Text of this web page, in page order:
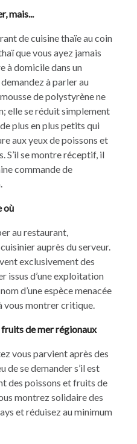
mais...
de cuisine thaïe au coin
que vous ayez jamais
à domicile dans un
à parler au
de polystyrène ne
elle se réduit simplement
plus en plus petits qui
aux yeux de poissons et
S’il se montre réceptif, il
commande de
où
au restaurant,
auprès du serveur.
exclusivement des
issus d’une exploitation
d’une espèce menacée
vous montrer critique.
de mer régionaux
vous parvient après des
de se demander s’il est
des poissons et fruits de
montrez solidaire des
et réduisez au minimum